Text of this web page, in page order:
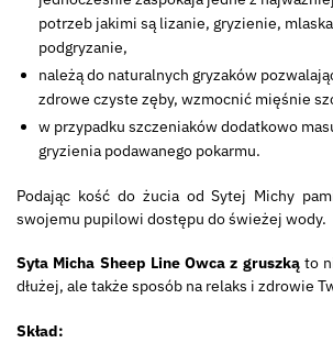
potrzeb jakimi są lizanie, gryzienie,
podgryzanie,
należą do naturalnych gryzaków
zdrowe czyste zęby, wzmocnić mięśnie
w przypadku szczeniaków dodatkowo
gryzienia podawanego pokarmu.
Podając kość do żucia od Sytej Michy
swojemu pupilowi dostępu do świeżej wody.
Syta Micha Sheep Line Owca z gruszkąto
dłużej, ale także sposób na relaks i zdrowie
Skład: